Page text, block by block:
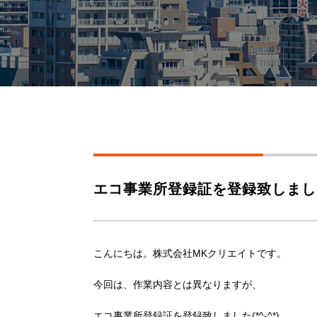
エコ事業所登録証を登録致しま
こんにちは。株式会社MKクリエイトです。
今回は、作業内容とは異なりますが、